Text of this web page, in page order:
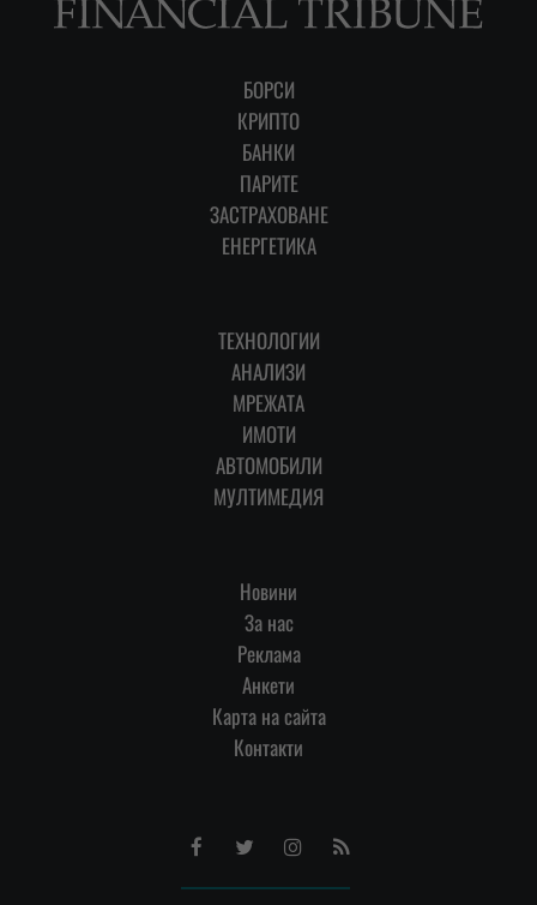
БОРСИ
КРИПТО
БАНКИ
ПАРИТЕ
ЗАСТРАХОВАНЕ
ЕНЕРГЕТИКА
ТЕХНОЛОГИИ
АНАЛИЗИ
МРЕЖАТА
ИМОТИ
АВТОМОБИЛИ
МУЛТИМЕДИЯ
Новини
За нас
Реклама
Анкети
Карта на сайта
Контакти
FacebookTwitterInstagram
RSS